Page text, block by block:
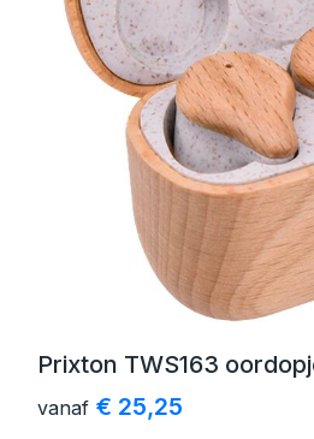
Prixton TWS163
vanaf € 25,25